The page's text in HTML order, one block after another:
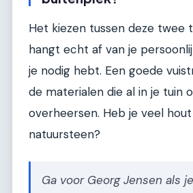
Het kiezen tussen deze twee
hangt echt af van je
je nodig hebt. Een goede
de materialen die al in je tuin
overheersen. Heb je veel
natuursteen?
Ga voor Georg Jensen als